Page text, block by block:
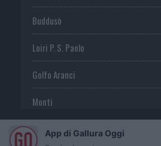
Buddusò
Loiri P. S. Paolo
Golfo Aranci
Monti
TeltiApp di Gallura Oggi